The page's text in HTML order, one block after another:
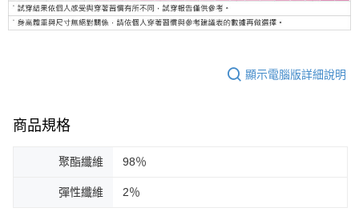
顯示電腦版詳細說明
商品規格
聚酯纖維 98％
彈性纖維 2％